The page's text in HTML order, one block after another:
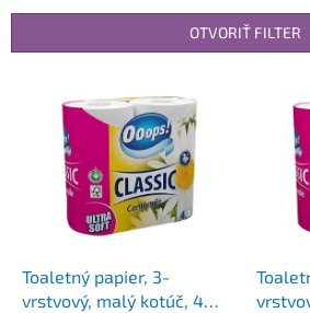
i
OTVORIŤ FILTER
Toaletný papier, 3-
vrstvový, malý kotúč, 4